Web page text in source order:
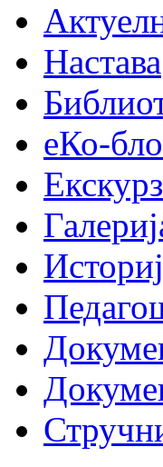
Настава
еКо-